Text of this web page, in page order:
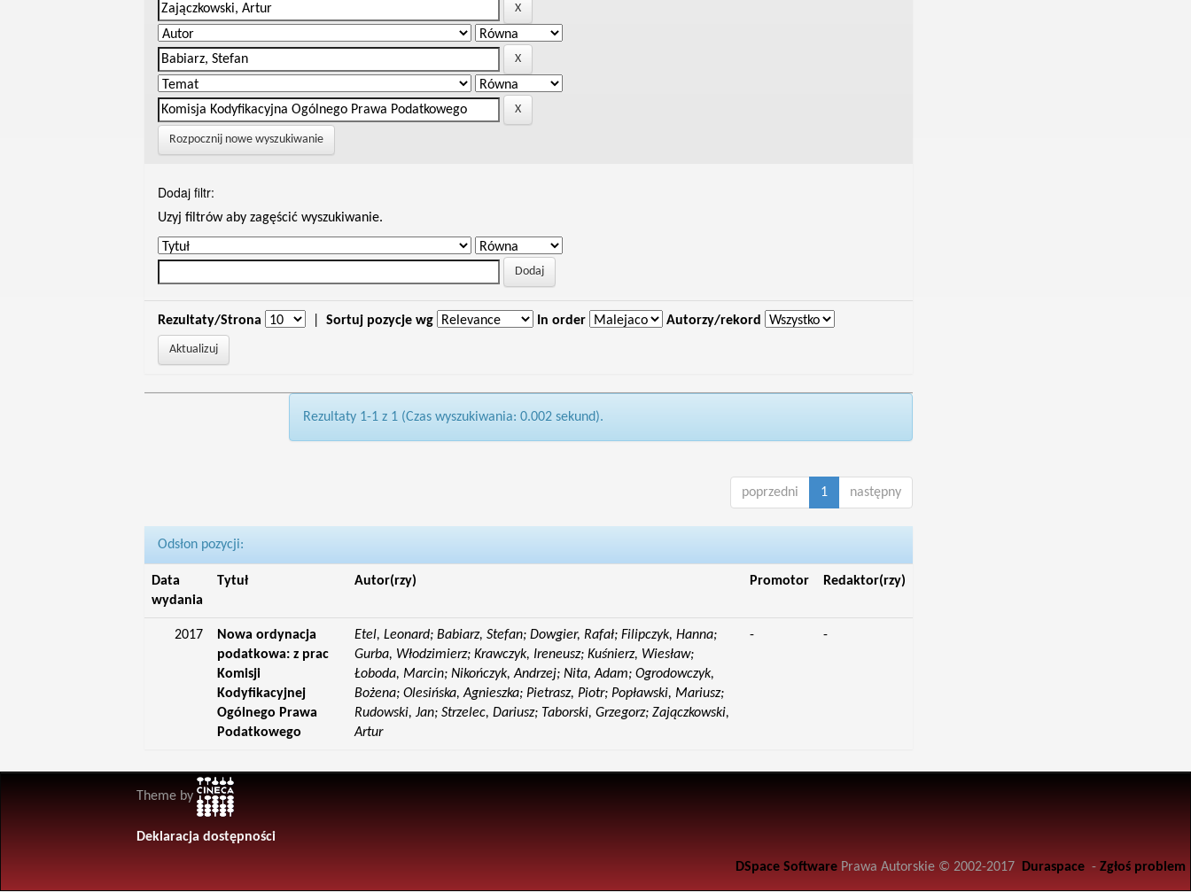
Rozpocznij nowe wyszukiwanie
Dodaj filtr:
Uzyj filtrów aby zagęścić wyszukiwanie.
Rezultaty/Strona Sortuj pozycje wg In order Autorzy/rekord
Rezultaty 1-1 z 1 (Czas wyszukiwania: 0.002 sekund).
poprzedni 1 następny
Odsłon pozycji:
Data
wydania
Tytuł Autor(rzy) Promotor Redaktor(rzy)
2017
Nowa ordynacja
podatkowa: z prac
Komisji
Kodyfikacyjnej
Ogólnego Prawa
Podatkowego
Etel, Leonard; Babiarz, Stefan; Dowgier, Rafał; Filipczyk, Hanna;
Gurba, Włodzimierz; Krawczyk, Ireneusz; Kuśnierz, Wiesław;
Łoboda, Marcin; Nikończyk, Andrzej; Nita, Adam; Ogrodowczyk,
Bożena; Olesińska, Agnieszka; Pietrasz, Piotr; Popławski, Mariusz;
Rudowski, Jan; Strzelec, Dariusz; Taborski, Grzegorz; Zajączkowski,
Artur
- -
Theme by
Deklaracja dostępności
DSpace Software Prawa Autorskie © 2002-2017 Duraspace - Zgłoś problem